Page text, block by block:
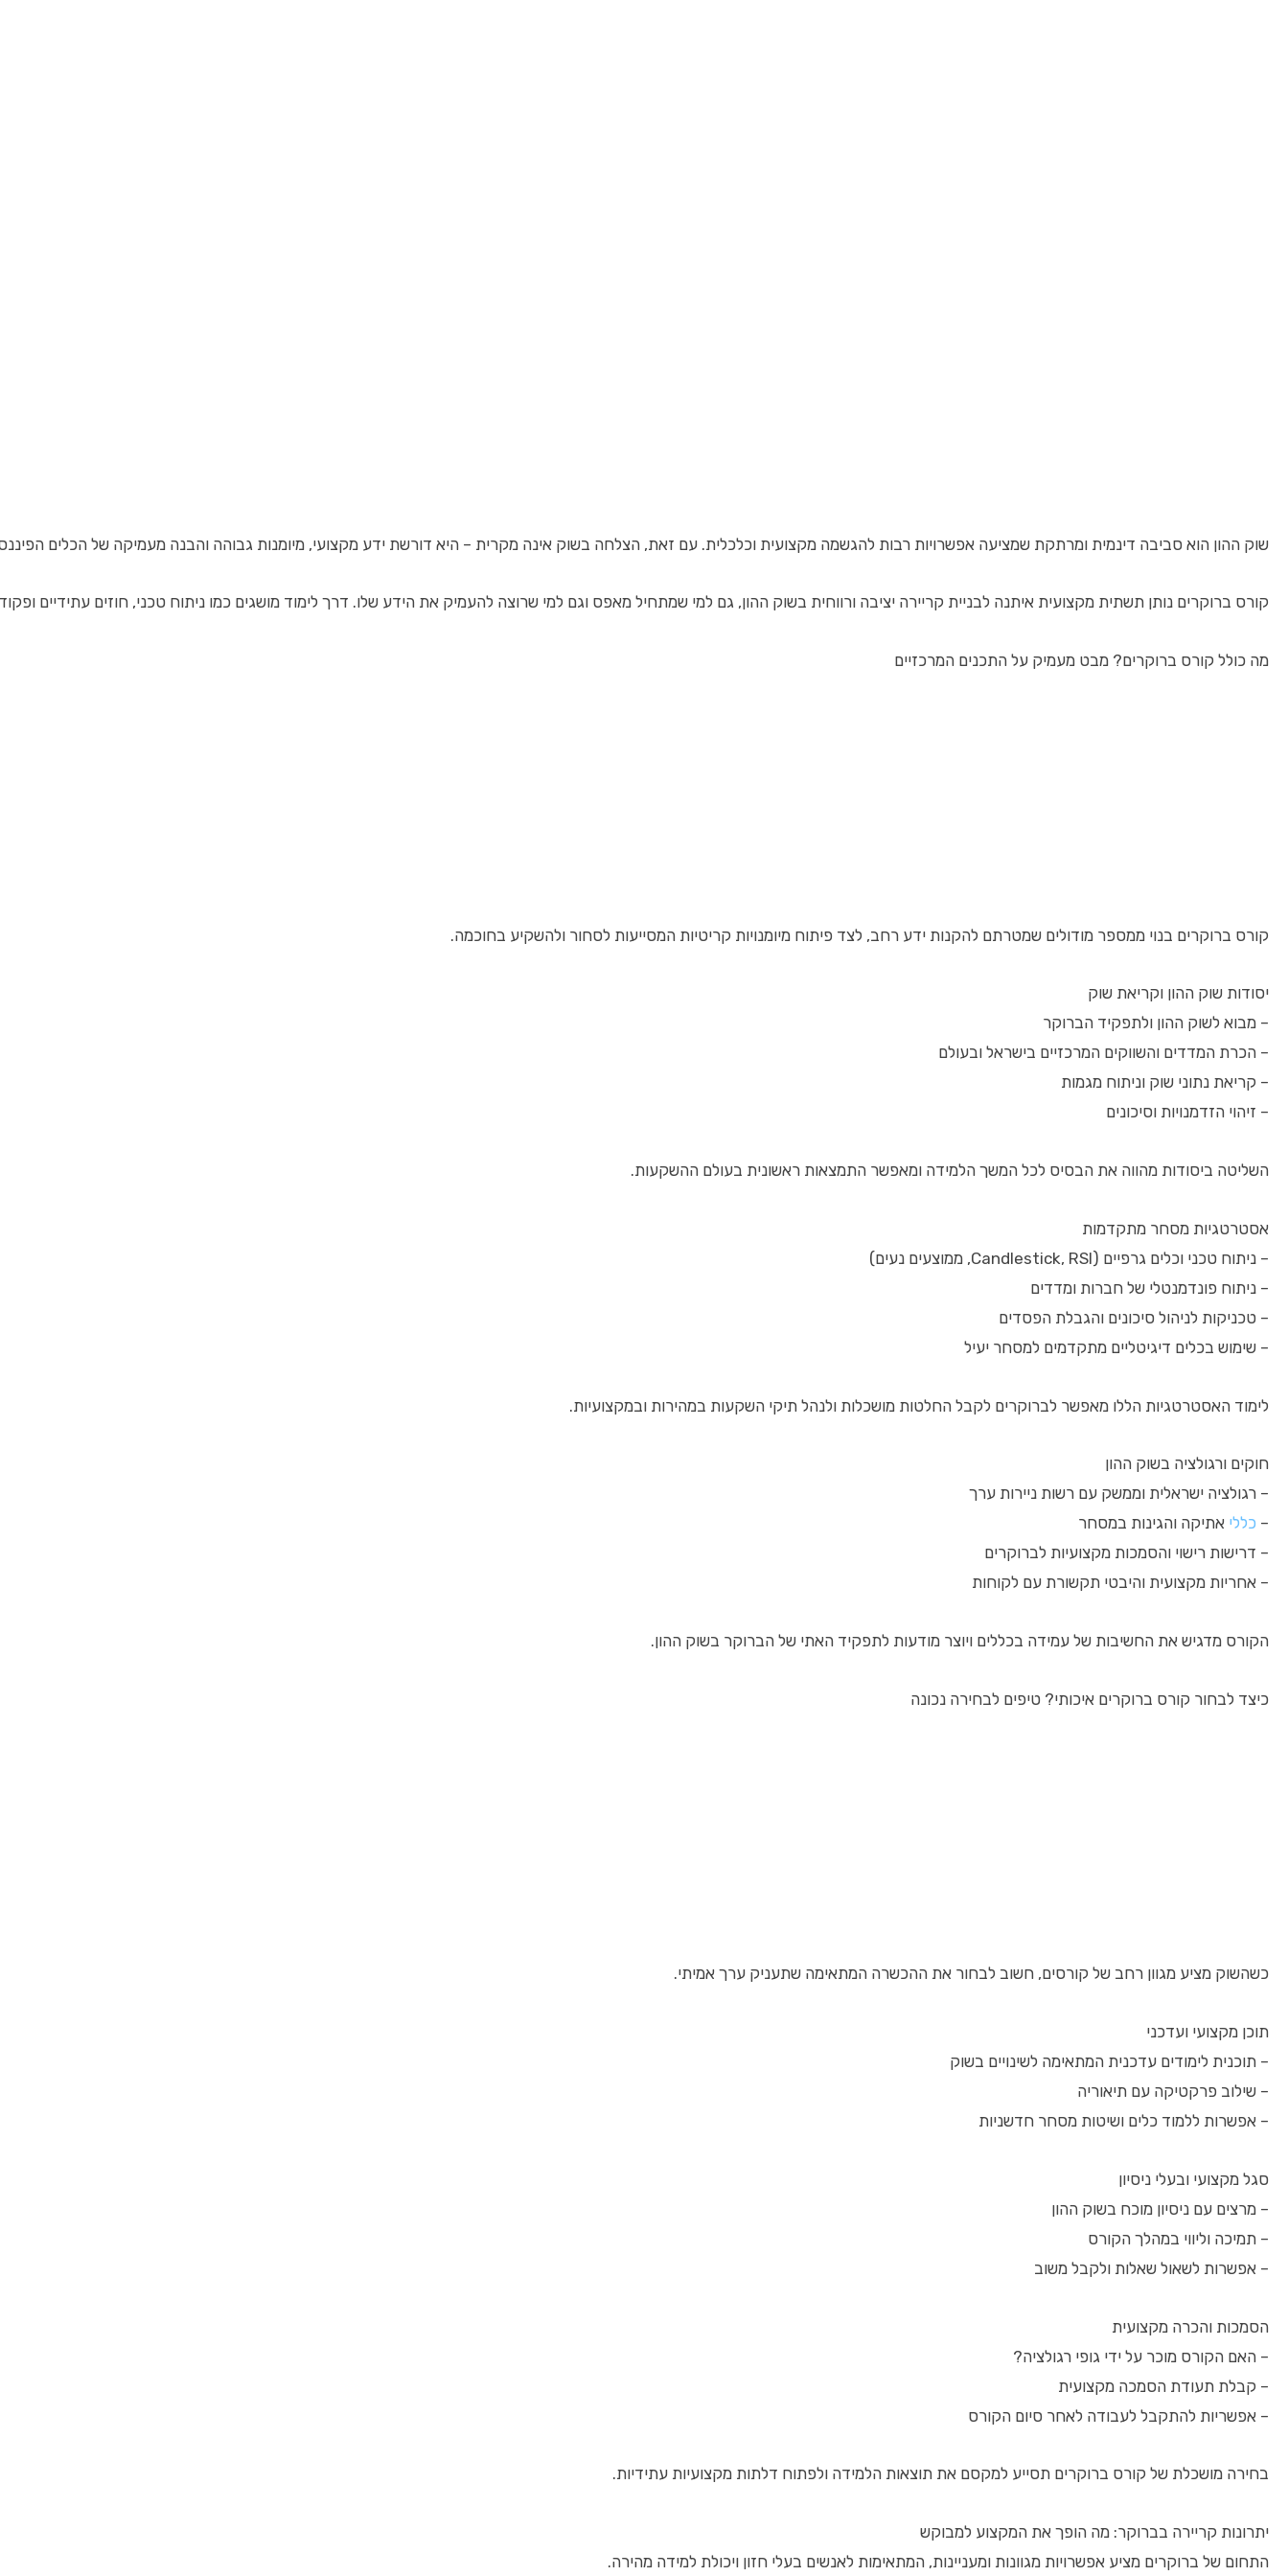
שוק ההון הוא סביבה דינמית ומרתקת שמציעה אפשרויות רבות להגשמה מקצועית וכלכלית. עם זאת, הצלחה בשוק אינה מקרית – היא דורשת ידע מקצועי, מיומנות גבוהה והבנה מעמיקה של הכלים
קורס ברוקרים נותן תשתית מקצועית איתנה לבניית קריירה יציבה ורווחית בשוק ההון, גם למי שמתחיל מאפס וגם למי שרוצה להעמיק את הידע שלו. דרך לימוד מושגים כמו ניתוח טכני, חוזים עתידיים
מה כולל קורס ברוקרים? מבט מעמיק על התכנים המרכזיים
קורס ברוקרים בנוי ממספר מודולים שמטרתם להקנות ידע רחב, לצד פיתוח מיומנויות קריטיות המסייעות לסחור ולהשקיע בחוכמה.
יסודות שוק ההון וקריאת שוק
– מבוא לשוק ההון ולתפקיד הברוקר
– הכרת המדדים והשווקים המרכזיים בישראל ובעולם
– קריאת נתוני שוק וניתוח מגמות
– זיהוי הזדמנויות וסיכונים
השליטה ביסודות מהווה את הבסיס לכל המשך הלמידה ומאפשר התמצאות ראשונית בעולם ההשקעות.
אסטרטגיות מסחר מתקדמות
– ניתוח טכני וכלים גרפיים (Candlestick, RSI, ממוצעים נעים)
– ניתוח פונדמנטלי של חברות ומדדים
– טכניקות לניהול סיכונים והגבלת הפסדים
– שימוש בכלים דיגיטליים מתקדמים למסחר יעיל
לימוד האסטרטגיות הללו מאפשר לברוקרים לקבל החלטות מושכלות ולנהל תיקי השקעות במהירות ובמקצועיות.
חוקים ורגולציה בשוק ההון
– רגולציה ישראלית וממשק עם רשות ניירות ערך
– כללי אתיקה והגינות במסחר
– דרישות רישוי והסמכות מקצועיות לברוקרים
– אחריות מקצועית והיבטי תקשורת עם לקוחות
הקורס מדגיש את החשיבות של עמידה בכללים ויוצר מודעות לתפקיד האתי של הברוקר בשוק ההון.
כיצד לבחור קורס ברוקרים איכותי? טיפים לבחירה נכונה
כשהשוק מציע מגוון רחב של קורסים, חשוב לבחור את ההכשרה המתאימה שתעניק ערך אמיתי.
תוכן מקצועי ועדכני
– תוכנית לימודים עדכנית המתאימה לשינויים בשוק
– שילוב פרקטיקה עם תיאוריה
– אפשרות ללמוד כלים ושיטות מסחר חדשניות
סגל מקצועי ובעלי ניסיון
– מרצים עם ניסיון מוכח בשוק ההון
– תמיכה וליווי במהלך הקורס
– אפשרות לשאול שאלות ולקבל משוב
הסמכות והכרה מקצועית
– האם הקורס מוכר על ידי גופי רגולציה?
– קבלת תעודת הסמכה מקצועית
– אפשריות להתקבל לעבודה לאחר סיום הקורס
בחירה מושכלת של קורס ברוקרים תסייע למקסם את תוצאות הלמידה ולפתוח דלתות מקצועיות עתידיות.
יתרונות קריירה בברוקר: מה הופך את המקצוע למבוקש
התחום של ברוקרים מציע אפשרויות מגוונות ומעניינות, המתאימות לאנשים בעלי חזון ויכולת למידה מהירה.